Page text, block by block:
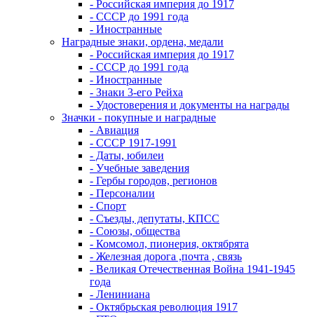
- Российская империя до 1917
- СССР до 1991 года
- Иностранные
Наградные знаки, ордена, медали
- Российская империя до 1917
- СССР до 1991 года
- Иностранные
- Знаки 3-его Рейха
- Удостоверения и документы на награды
Значки - покупные и наградные
- Авиация
- СССР 1917-1991
- Даты, юбилеи
- Учебные заведения
- Гербы городов, регионов
- Персоналии
- Спорт
- Съезды, депутаты, КПСС
- Союзы, общества
- Комсомол, пионерия, октябрята
- Железная дорога ,почта , связь
- Великая Отечественная Война 1941-1945
года
- Лениниана
- Октябрьская революция 1917